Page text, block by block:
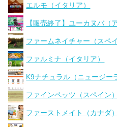
エルモ（イタリア）
【販売終了】ユーカヌバ（
ファームネイチャー（スペイ
ファルミナ（イタリア）
K9ナチュラル（ニュージー
ファインペッツ（スペイン）
ファーストメイト（カナダ）